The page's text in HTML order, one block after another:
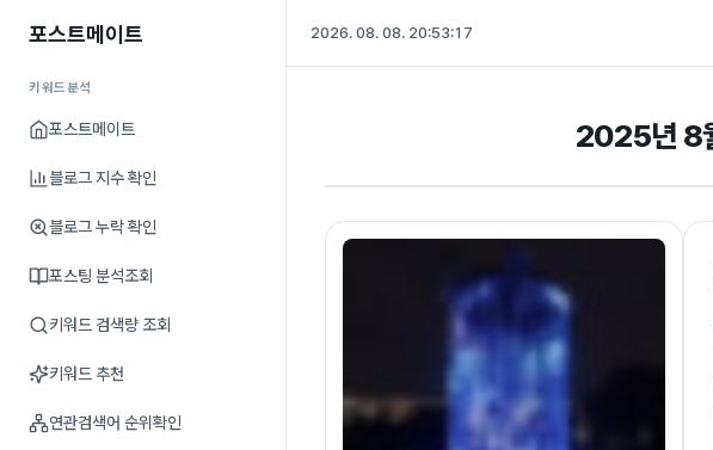
포스트메이트
키워드분석
포스트메이트
블로그 지수 확인
블로그 누락 확인
포스팅 분석조회
키워드 검색량 조회
키워드 추천
연관검색어 순위확인
2026. 08. 08. 20:53:18
2025년 8